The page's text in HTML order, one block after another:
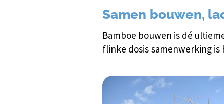
Samen bouwen,
Bamboe bouwen is dé
flinke dosis samenwerking